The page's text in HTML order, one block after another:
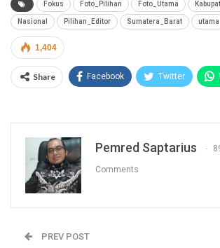
Fokus Foto_Pilihan Foto_Utama
Nasional Pilihan_Editor Sumatera_Barat utama
1,404
Share Facebook Twitter
Pemred Saptarius
Comments
PREV POST